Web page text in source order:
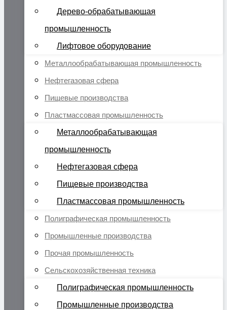
Дерево-обрабатывающая
промышленность
Лифтовое оборудование
Металлообрабатывающая промышленность
Нефтегазовая сфера
Пищевые производства
Пластмассовая промышленность
Металлообрабатывающая
промышленность
Нефтегазовая сфера
Пищевые производства
Пластмассовая промышленность
Полиграфическая промышленность
Промышленные производства
Прочая промышленность
Сельскохозяйственная техника
Полиграфическая промышленность
Промышленные производства